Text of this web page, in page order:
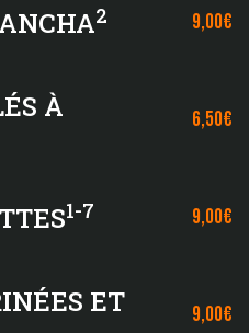
2 9,00€
À 6,50€
1-7 9,00€
ET 9,00€